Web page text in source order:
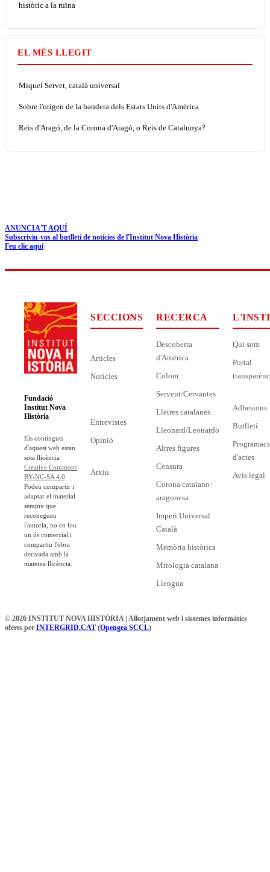
històric a la ruïna
EL MÉS LLEGIT
Miquel Servet, català universal
Sobre l'origen de la bandera dels Estats Units d'Amèrica
Reis d'Aragó, de la Corona d'Aragó, o Reis de Catalunya?
ANUNCIA'T AQUÍ
Subscriviu-vos al butlletí de notícies de l'Institut Nova Història
Feu clic aquí
Fundació
Institut Nova
Història
Els continguts
d'aquest web estan
sota llicència
Creative Commons
BY-NC-SA 4.0
Podeu compartir i
adaptar el material
sempre que
reconegueu
l'autoria, no en feu
un ús comercial i
compartiu l'obra
derivada amb la
mateixa llicència.
SECCIONS
Articles
Notícies
Entrevistes
Opinió
Arxiu
RECERCA
Descoberta
d'Amèrica
Colom
Servent/Cervantes
Lletres catalanes
Lleonard/Leonardo
Altres figures
Censura
Corona catalano-
aragonesa
Imperi Universal
Català
Memòria històrica
Mitologia catalana
Llengua
Qui som
Portal
Adhesions
Butlletí
d'actes
Avís legal
© 2026 INSTITUT NOVA HISTÒRIA | Allotjament web i sistemes informàtics
oferts per INTERGRID.CAT (Opengea SCCL)